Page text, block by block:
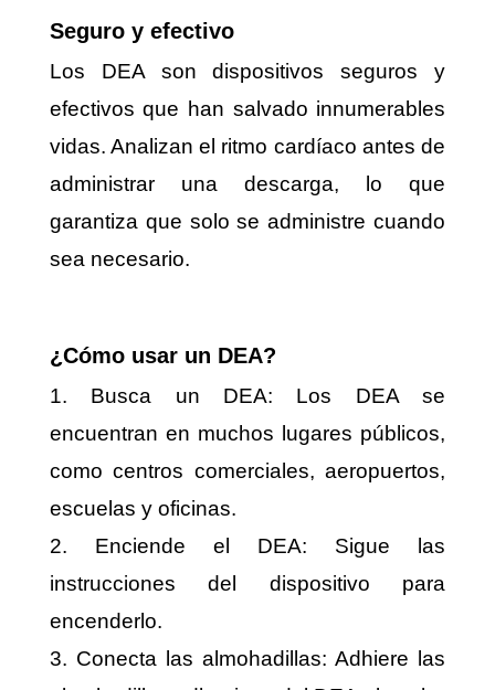
Seguro y efectivo
Los DEA son dispositivos seguros y
efectivos que han salvado innumerables
vidas. Analizan el ritmo cardíaco antes de
administrar una descarga, lo que
garantiza que solo se administre cuando
sea necesario.
¿Cómo usar un DEA?
1. Busca un DEA: Los DEA se
encuentran en muchos lugares públicos,
como centros comerciales, aeropuertos,
escuelas y oficinas.
2. Enciende el DEA: Sigue las
instrucciones del dispositivo para
encenderlo.
3. Conecta las almohadillas: Adhiere las